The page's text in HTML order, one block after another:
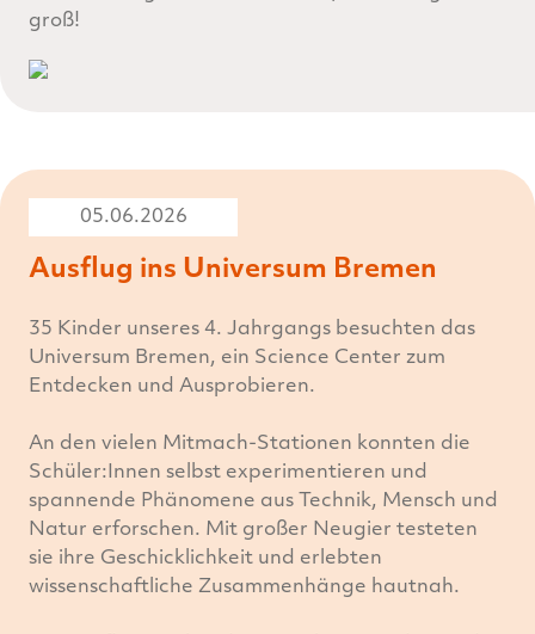
groß!
05.06.2026
Ausflug ins Universum Bremen
35 Kinder unseres 4. Jahrgangs besuchten das
Universum Bremen, ein Science Center zum
Entdecken und Ausprobieren.
An den vielen Mitmach-Stationen konnten die
Schüler:Innen selbst experimentieren und
spannende Phänomene aus Technik, Mensch und
Natur erforschen. Mit großer Neugier testeten
sie ihre Geschicklichkeit und erlebten
wissenschaftliche Zusammenhänge hautnah.